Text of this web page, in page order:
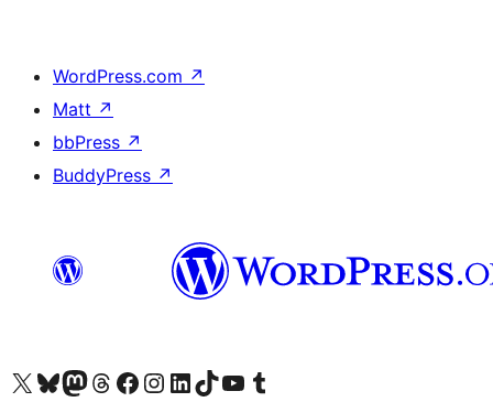
WordPress.com ↗
Matt ↗
bbPress ↗
BuddyPress ↗
Visit our X (formerly Twitter) account
Visitez notre compte Bluesky
Visit our Mastodon account
Visitez notre compte Threads
Visit our Facebook page
Visit our Instagram account
Visit our LinkedIn account
Visitez notre compte TikTok
Visit our YouTube channel
Visitez notre compte Tumblr